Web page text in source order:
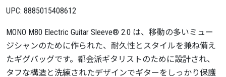
UPC: 8885015408612
MONO M80 Electric Guitar Sleeve® 2.0 は、移動の多いミュー
ジシャンのために作られた、耐久性とスタイルを兼ね備え
たギグバッグです。都会派ギタリストのために設計され、
タフな構造と洗練されたデザインでギターをしっかり保護